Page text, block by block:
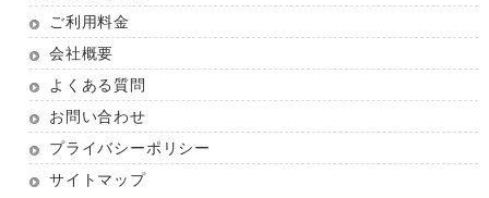
ご利用料金
会社概要
よくある質問
お問い合わせ
プライバシーポリシー
サイトマップ